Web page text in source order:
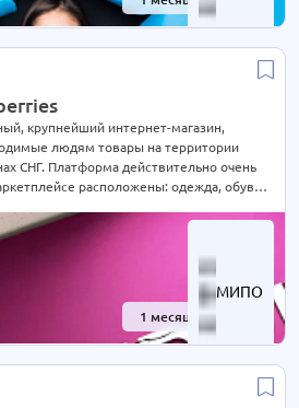
МИПО
1 месяц
крупнейший интернет-магазин,
людям товары на территории
СНГ. Платформа действительно очень
расположены: одежда, обувь,